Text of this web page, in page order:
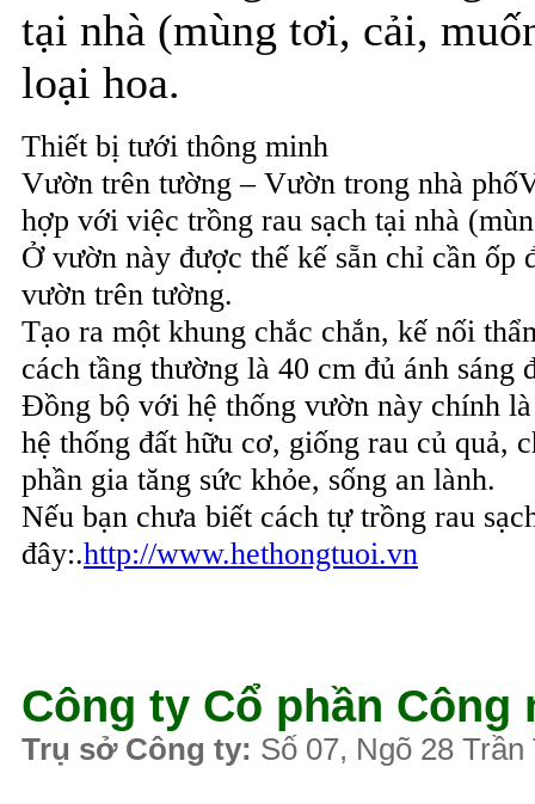
tại nhà (mùng tơi, cải,
loại hoa.
Thiết bị tưới thông minh
Vườn trên tường – Vườn trong nhà
hợp với việc trồng rau sạch tại nhà
Ở vườn này được thế kế sẵn chỉ cần
vườn trên tường.
Tạo ra một khung chắc chắn, kế nối
cách tầng thường là 40 cm đủ ánh
Đồng bộ với hệ thống vườn này chính
hệ thống đất hữu cơ, giống rau củ quả,
phần gia tăng sức khỏe, sống an lành.
Nếu bạn chưa biết cách tự trồng rau
đây:.http://www.hethongtuoi.vn
Công ty Cổ phần
Trụ sở Công ty: Số 07, Ngõ 28